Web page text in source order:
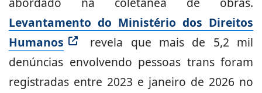
Levantamento do Ministério dos Direitos
Humanos
revela que mais de 5,2 mil
denúncias envolvendo pessoas trans foram
registradas entre 2023 e janeiro de 2026 no